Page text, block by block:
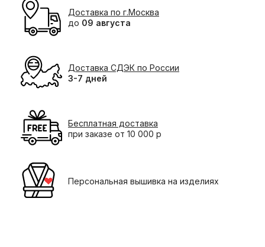
Доставка по г.Москва
до 09 августа
Доставка СДЭК по России
3-7 дней
Бесплатная доставка
при заказе от 10 000 р
Персональная вышивка на изделиях